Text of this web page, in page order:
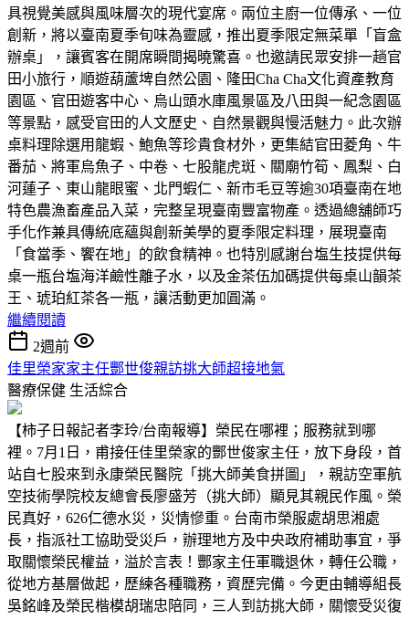
具視覺美感與風味層次的現代宴席。兩位主廚一位傳承、一位
創新，將以臺南夏季旬味為靈感，推出夏季限定無菜單「盲盒
辦桌」，讓賓客在開席瞬間揭曉驚喜。也邀請民眾安排一趟官
田小旅行，順遊葫蘆埤自然公園、隆田Cha Cha文化資產教育
園區、官田遊客中心、烏山頭水庫風景區及八田與一紀念園區
等景點，感受官田的人文歷史、自然景觀與慢活魅力。此次辦
桌料理除選用龍蝦、鮑魚等珍貴食材外，更集結官田菱角、牛
番茄、將軍烏魚子、中卷、七股龍虎斑、關廟竹筍、鳳梨、白
河蓮子、東山龍眼蜜、北門蝦仁、新市毛豆等逾30項臺南在地
特色農漁畜產品入菜，完整呈現臺南豐富物產。透過總舖師巧
手化作兼具傳統底蘊與創新美學的夏季限定料理，展現臺南
「食當季、饗在地」的飲食精神。也特別感謝台塩生技提供每
桌一瓶台塩海洋鹼性離子水，以及金茶伍加碼提供每桌山韻茶
王、琥珀紅茶各一瓶，讓活動更加圓滿。
繼續閱讀
2週前
佳里榮家家主任酆世俊親訪挑大師超接地氣
醫療保健 生活綜合
【柿子日報記者李玲/台南報導】榮民在哪裡；服務就到哪
裡。7月1日，甫接任佳里榮家的酆世俊家主任，放下身段，首
站自七股來到永康榮民醫院「挑大師美食拼圖」，親訪空軍航
空技術學院校友總會長廖盛芳（挑大師）顯見其親民作風。榮
民真好，626仁德水災，災情慘重。台南市榮服處胡思湘處
長，指派社工協助受災戶，辦理地方及中央政府補助事宜，爭
取關懷榮民權益，溢於言表！酆家主任軍職退休，轉任公職，
從地方基層做起，歷練各種職務，資歷完備。今更由輔導組長
吳銘峰及榮民楷模胡瑞忠陪同，三人到訪挑大師，關懷受災復